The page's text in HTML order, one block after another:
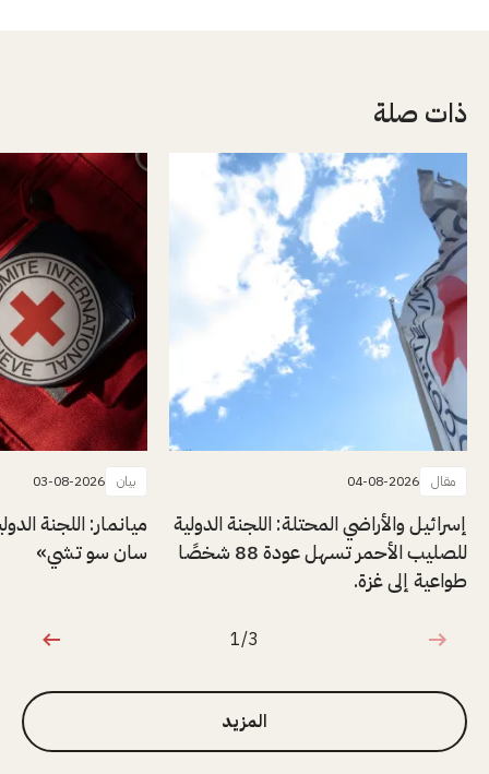
ذات صلة
مقال 04-08-2026
إسرائيل والأراضي المحتلة: اللجنة الدولية
للصليب الأحمر تسهل عودة 88 شخصًا
طواعية إلى غزة.
بيان 03-08-2026
ميانمار: اللجنة
سان سو تشي»
1 من 3
1/3
المزيد